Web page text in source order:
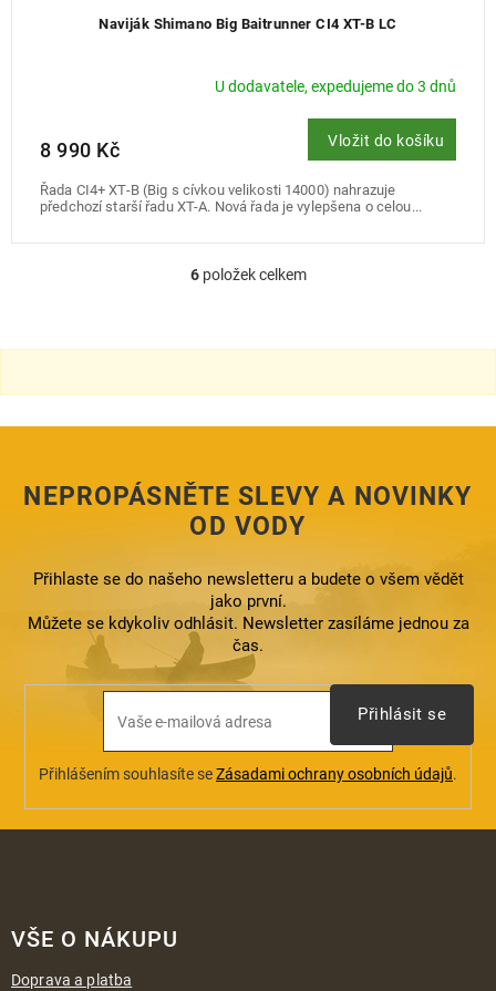
Naviják Shimano Big Baitrunner CI4 XT-B LC
U dodavatele, expedujeme do 3 dnů
8 990 Kč Vložit do košíku
Řada CI4+ XT-B (Big s cívkou velikosti 14000) nahrazuje
předchozí starší řadu XT-A. Nová řada je vylepšena o celou...
O
á
a
í
v
k
y
ý
p
i
s
u
6položek celkem
NEPROPÁSNĚTE SLEVY A NOVINKY
OD VODY
Přihlaste se do našeho newsletteru a budete o všem vědět
jako první.
Můžete se kdykoliv odhlásit. Newsletter zasíláme jednou za
čas.
Přihlášením souhlasíte seZásadami ochrany osobních údajů.
Přihlásit se
VŠE O NÁKUPU
Doprava a platba